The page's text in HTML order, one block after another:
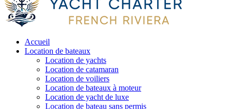
Accueil
Location de bateaux
Location de yachts
Location de catamaran
Location de voiliers
Location de bateaux à moteur
Location de yacht de luxe
Location de bateau sans permis